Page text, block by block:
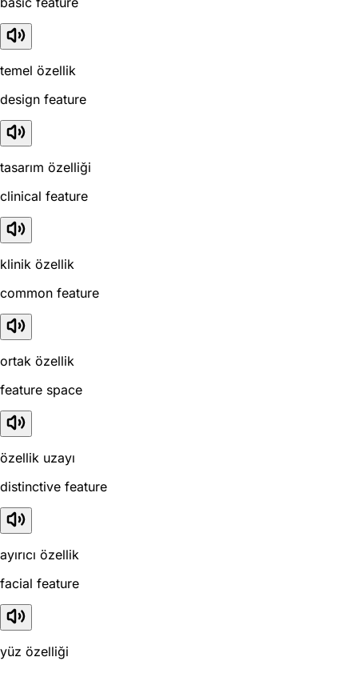
temel özellik
design feature
tasarım özelliği
clinical feature
klinik özellik
common feature
ortak özellik
feature space
özellik uzayı
distinctive feature
ayırıcı özellik
facial feature
yüz özelliği